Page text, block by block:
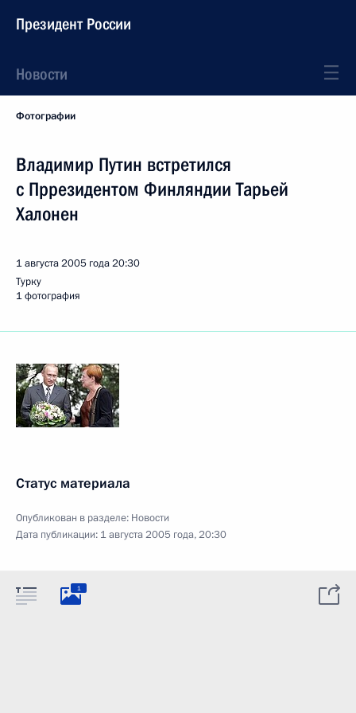
Президент России
Новости
Фотографии
Владимир Путин встретился
с Пррезидентом Финляндии Тарьей
Халонен
1 августа 2005 года20:30
Турку
1 фотография
Статус материала
Опубликован в разделе: Новости
Дата публикации: 1 августа 2005 года, 20:30
1